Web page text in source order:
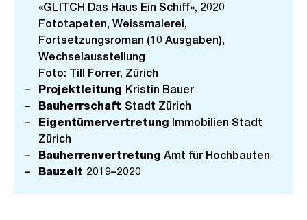
«GLITCH Das Haus Ein Schiff», 2020
Fototapeten, Weissmalerei,
Fortsetzungsroman (10 Ausgaben),
Wechselausstellung
Foto: Till Forrer, Zürich
Projektleitung Kristin Bauer
Bauherrschaft Stadt Zürich
Eigentümervertretung Immobilien Stadt
Zürich
Bauherrenvertretung Amt für Hochbauten
Bauzeit 2019–2020